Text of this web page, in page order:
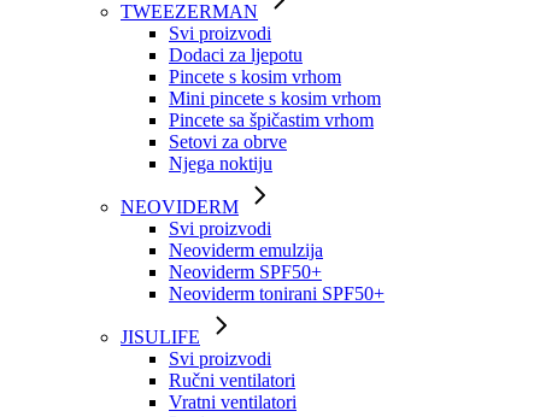
TWEEZERMAN
Svi proizvodi
Dodaci za ljepotu
Pincete s kosim vrhom
Mini pincete s kosim vrhom
Pincete sa špičastim vrhom
Setovi za obrve
Njega noktiju
NEOVIDERM
Svi proizvodi
Neoviderm emulzija
Neoviderm SPF50+
Neoviderm tonirani SPF50+
JISULIFE
Svi proizvodi
Ručni ventilatori
Vratni ventilatori